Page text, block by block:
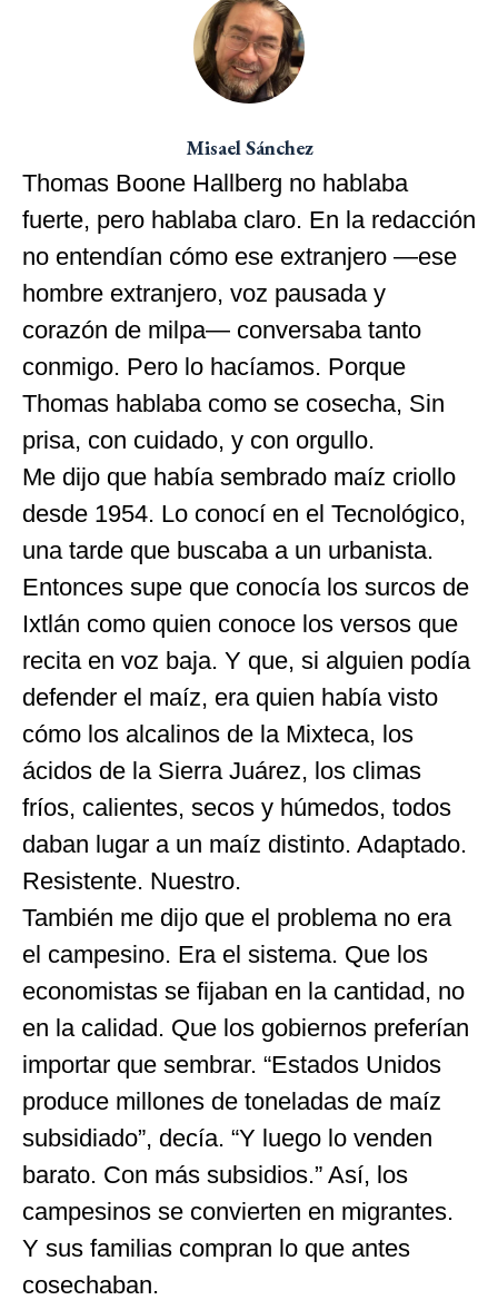
Misael Sánchez
Thomas Boone Hallberg no hablaba
fuerte, pero hablaba claro. En la redacción
no entendían cómo ese extranjero —ese
hombre extranjero, voz pausada y
corazón de milpa— conversaba tanto
conmigo. Pero lo hacíamos. Porque
Thomas hablaba como se cosecha, Sin
prisa, con cuidado, y con orgullo.
Me dijo que había sembrado maíz criollo
desde 1954. Lo conocí en el Tecnológico,
una tarde que buscaba a un urbanista.
Entonces supe que conocía los surcos de
Ixtlán como quien conoce los versos que
recita en voz baja. Y que, si alguien podía
defender el maíz, era quien había visto
cómo los alcalinos de la Mixteca, los
ácidos de la Sierra Juárez, los climas
fríos, calientes, secos y húmedos, todos
daban lugar a un maíz distinto. Adaptado.
Resistente. Nuestro.
También me dijo que el problema no era
el campesino. Era el sistema. Que los
economistas se fijaban en la cantidad, no
en la calidad. Que los gobiernos preferían
importar que sembrar. “Estados Unidos
produce millones de toneladas de maíz
subsidiado”, decía. “Y luego lo venden
barato. Con más subsidios.” Así, los
campesinos se convierten en migrantes.
Y sus familias compran lo que antes
cosechaban.